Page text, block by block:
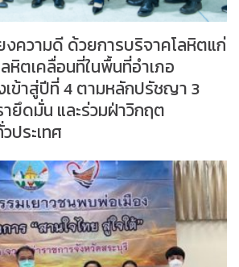
งความดี ด้วยการบริจาคโลหิตแก่
หิตเคลื่อนที่ในพื้นที่อำเภอ
เข้าสู่ปีที่ 4 ตามหลักปรัชญา 3
ายึดมั่น และร่วมฝ่าวิกฤต
ประเทศ